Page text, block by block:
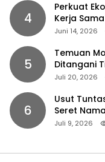
4
Perkuat
Kerja
Juni 14, 2026
5
Temuan
Ditangani
Juli 20, 2026
6
Usut
Seret
Juli 9, 2026